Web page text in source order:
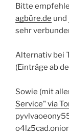
Bitte
agbüre.de und
sehr
Alternativ bei
(Einträge ab
Sowie (mit
Service" via